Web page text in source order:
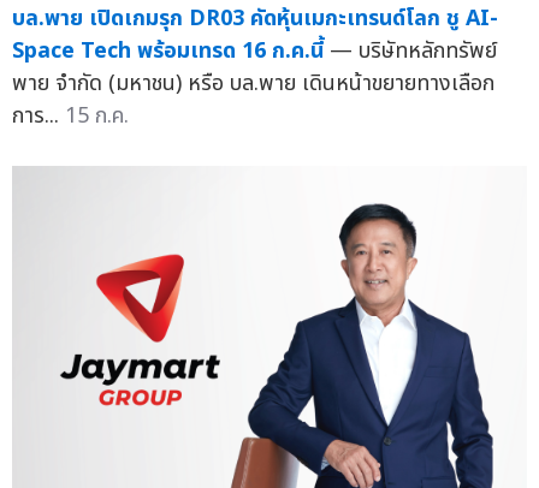
บล.พาย เปิดเกมรุก DR03 คัดหุ้นเมกะเทรนด์โลก ชู AI-
Space Tech พร้อมเทรด 16 ก.ค.นี้ — บริษัทหลักทรัพย์
พาย จำกัด (มหาชน) หรือ บล.พาย เดินหน้าขยายทางเลือก
การ... 15 ก.ค.